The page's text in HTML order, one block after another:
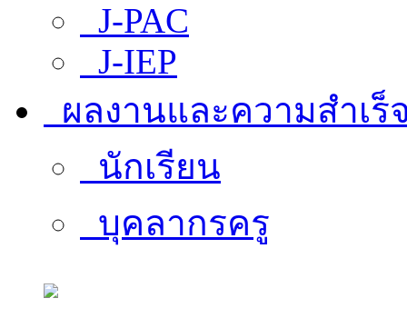
J-PAC
J-IEP
ผลงานและความสำเร็
นักเรียน
บุคลากรครู